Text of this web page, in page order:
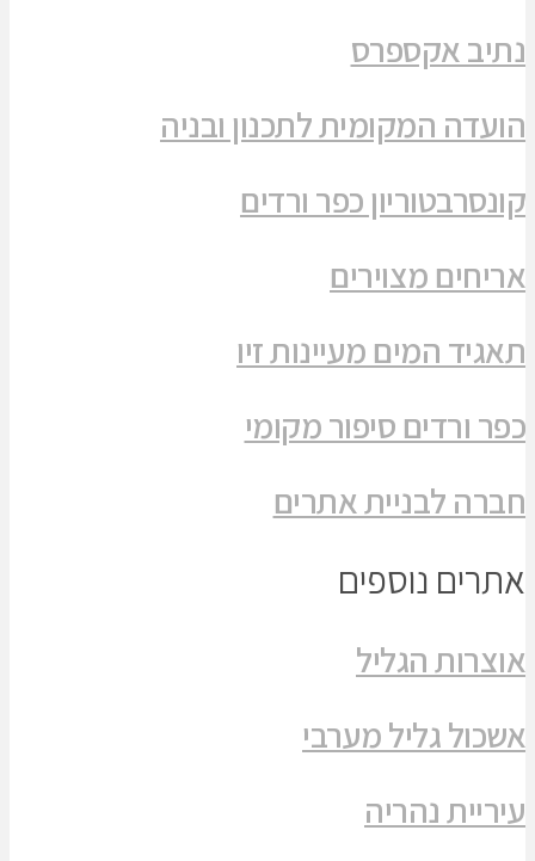
נתיב אקספרס
הועדה המקומית לתכנון ובניה
קונסרבטוריון כפר ורדים
אריחים מצוירים
תאגיד המים מעיינות זיו
כפר ורדים סיפור מקומי
חברה לבניית אתרים
אתרים נוספים
אוצרות הגליל
אשכול גליל מערבי
עיריית נהריה